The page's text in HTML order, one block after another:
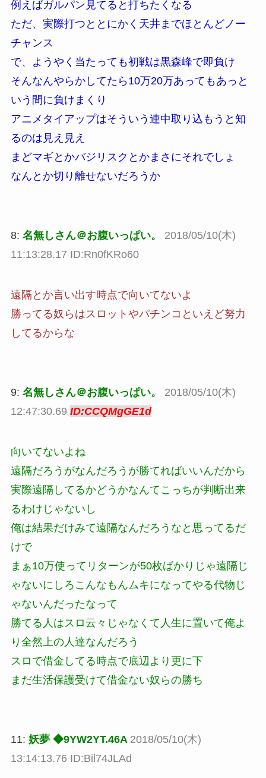
例えばガルパン見てると打ちたくなる
ただ、実際打つととにかく天井までほとんどノー
チャンス
で、ようやく当たっても初戦は黒森峰で即負け
そんなんやらかしてたら10万20万あってもあっと
いう間に負けまくり
アニメタイアップはそういう連中取り込もうと知
るのは見え見え
まどマギとかバジリスクとかまさにそれでしょ
なんとか切り離せないだろうか
8: 名無しさん＠お腹いっぱい。
2018/05/10(木)
11:13:28.17 ID:Rn0fKRo60
遠隔とか言い出す時点で向いてないよ
勝ってる奴らはスロットやパチンコといえど努力
してるからな
9: 名無しさん＠お腹いっぱい。
2018/05/10(木)
12:47:30.69 ID:CCQMgGE1d
向いてないよね
遠隔だろうがなんだろうが勝てればいいんだから
実際遠隔してるかどうかなんてこっちが判断出来
るわけじゃないし
俺は結果だけみて遠隔なんだろうなと思ってるだ
けで
まぁ10万使ってリターンが50枚ばかりじゃ遠隔じ
ゃないにしろこんなもんムキになってやる代物じ
ゃないんだったなって
勝てる人はスロ云々じゃなくて人生に置いて俺よ
り全然上の人達なんだろう
スロで借金してる時点で底辺より更に下
まだ生活保護受けて借金ない奴らの勝ち
11: 妖夢 ◆9YW2YT.46A 2018/05/10(木)
13:14:13.76 ID:Bil74JLAd